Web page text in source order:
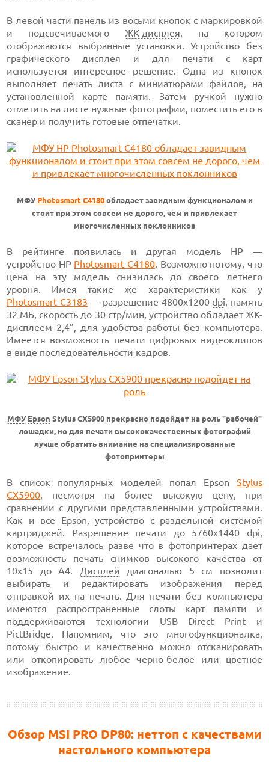
В левой части панель из восьми кнопок с маркировкой
и подсвечиваемого ЖК-дисплея, на котором
отображаются выбранные установки. Устройство без
графического дисплея и для печати с карт
используется интересное решение. Одна из кнопок
выполняет печать листа с миниатюрами файлов, на
установленной карте памяти. Затем ручкой нужно
отметить на листе нужные фотографии, поместить его в
сканер и получить готовые отпечатки.
МФУ Photosmart C4180обладает завидным функционалом и
стоит при этом совсем не дорого, чем и привлекает
многочисленных поклонников
В рейтинге появилась и другая модель НР —
устройство HP Photosmart C4180. Возможно потому, что
цена на эту модель снизилась до своего летнего
уровня. Имея такие же характеристики как у
Photosmart C3183 — разрешение 4800х1200 dpi, память
32 МБ, скорость до 30 стр/мин, устройство обладает ЖК-
дисплеем 2,4”, для удобства работы без компьютера.
Имеется возможность печати цифровых видеоклипов
в виде последовательности кадров.
МФУ Epson Stylus CX5900 прекрасно подойдет на роль "рабочей"
лошадки, но для печати высококачественных фотографий
лучше обратить внимание на специализированные
фотопринтеры
В список популярных моделей попал Epson Stylus
CX5900, несмотря на более высокую цену, при
сравнении с другими представленными устройствами.
Как и все Epson, устройство с раздельной системой
картриджей. Разрешение печати до 5760х1440 dpi,
которое встречалось разве что в фотопринтерах дает
возможность печать снимков высокого качества от
10х15 до А4. Дисплей диагональю 5 см позволит
выбирать и редактировать изображения перед
отправкой их на печать. Для печати без компьютера
имеются распространенные слоты карт памяти и
поддерживаются технологии USB Direct Print и
PictBridge. Напомним, что это многофункционалка,
потому быстро и качественно можно отсканировать
или откопировать любое черно-белое или цветное
изображение.
Обзор MSI PRO DP80: неттоп с качествами
настольного компьютера